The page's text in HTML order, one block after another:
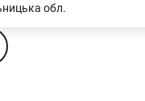
обл.